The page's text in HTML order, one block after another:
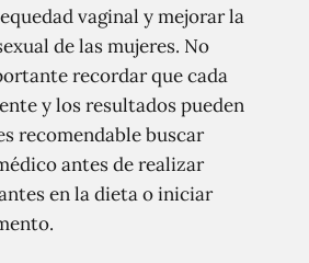
vaginal y mejorar la
de las mujeres. No
recordar que cada
y los resultados pueden
recomendable buscar
antes de realizar
en la dieta o iniciar